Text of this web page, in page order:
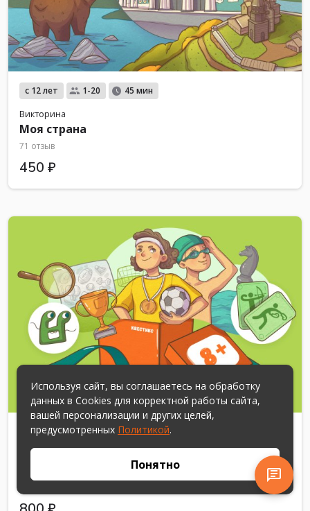
с 12 лет 1-20 45 мин
Викторина
Моя страна
71 отзыв
450 ₽
с 8 до 12 лет 2-10 300 мин
Праздник
Используя сайт, вы соглашаетесь на обработку
данных в Cookies для корректной работы сайта,
вашей персонализации и других целей,
предусмотренных Политикой.
Понятно